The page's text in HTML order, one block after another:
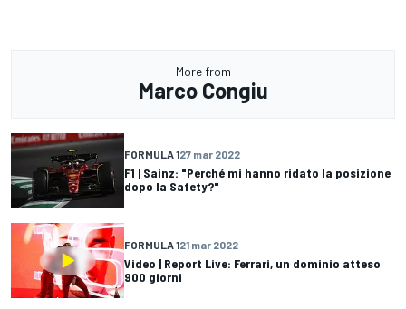
More from
Marco Congiu
FORMULA 127 mar 2022
F1 | Sainz: "Perché mi hanno ridato la posizione
dopo la Safety?"
FORMULA 121 mar 2022
Video | Report Live: Ferrari, un dominio atteso
900 giorni